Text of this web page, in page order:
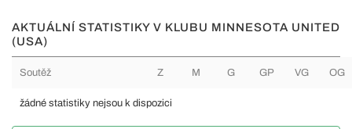
AKTUÁLNÍ STATISTIKY V KLUBU MINNESOTA UNITED
(USA)
Soutěž Z M G GP VG OG
žádné statistiky nejsou k dispozici